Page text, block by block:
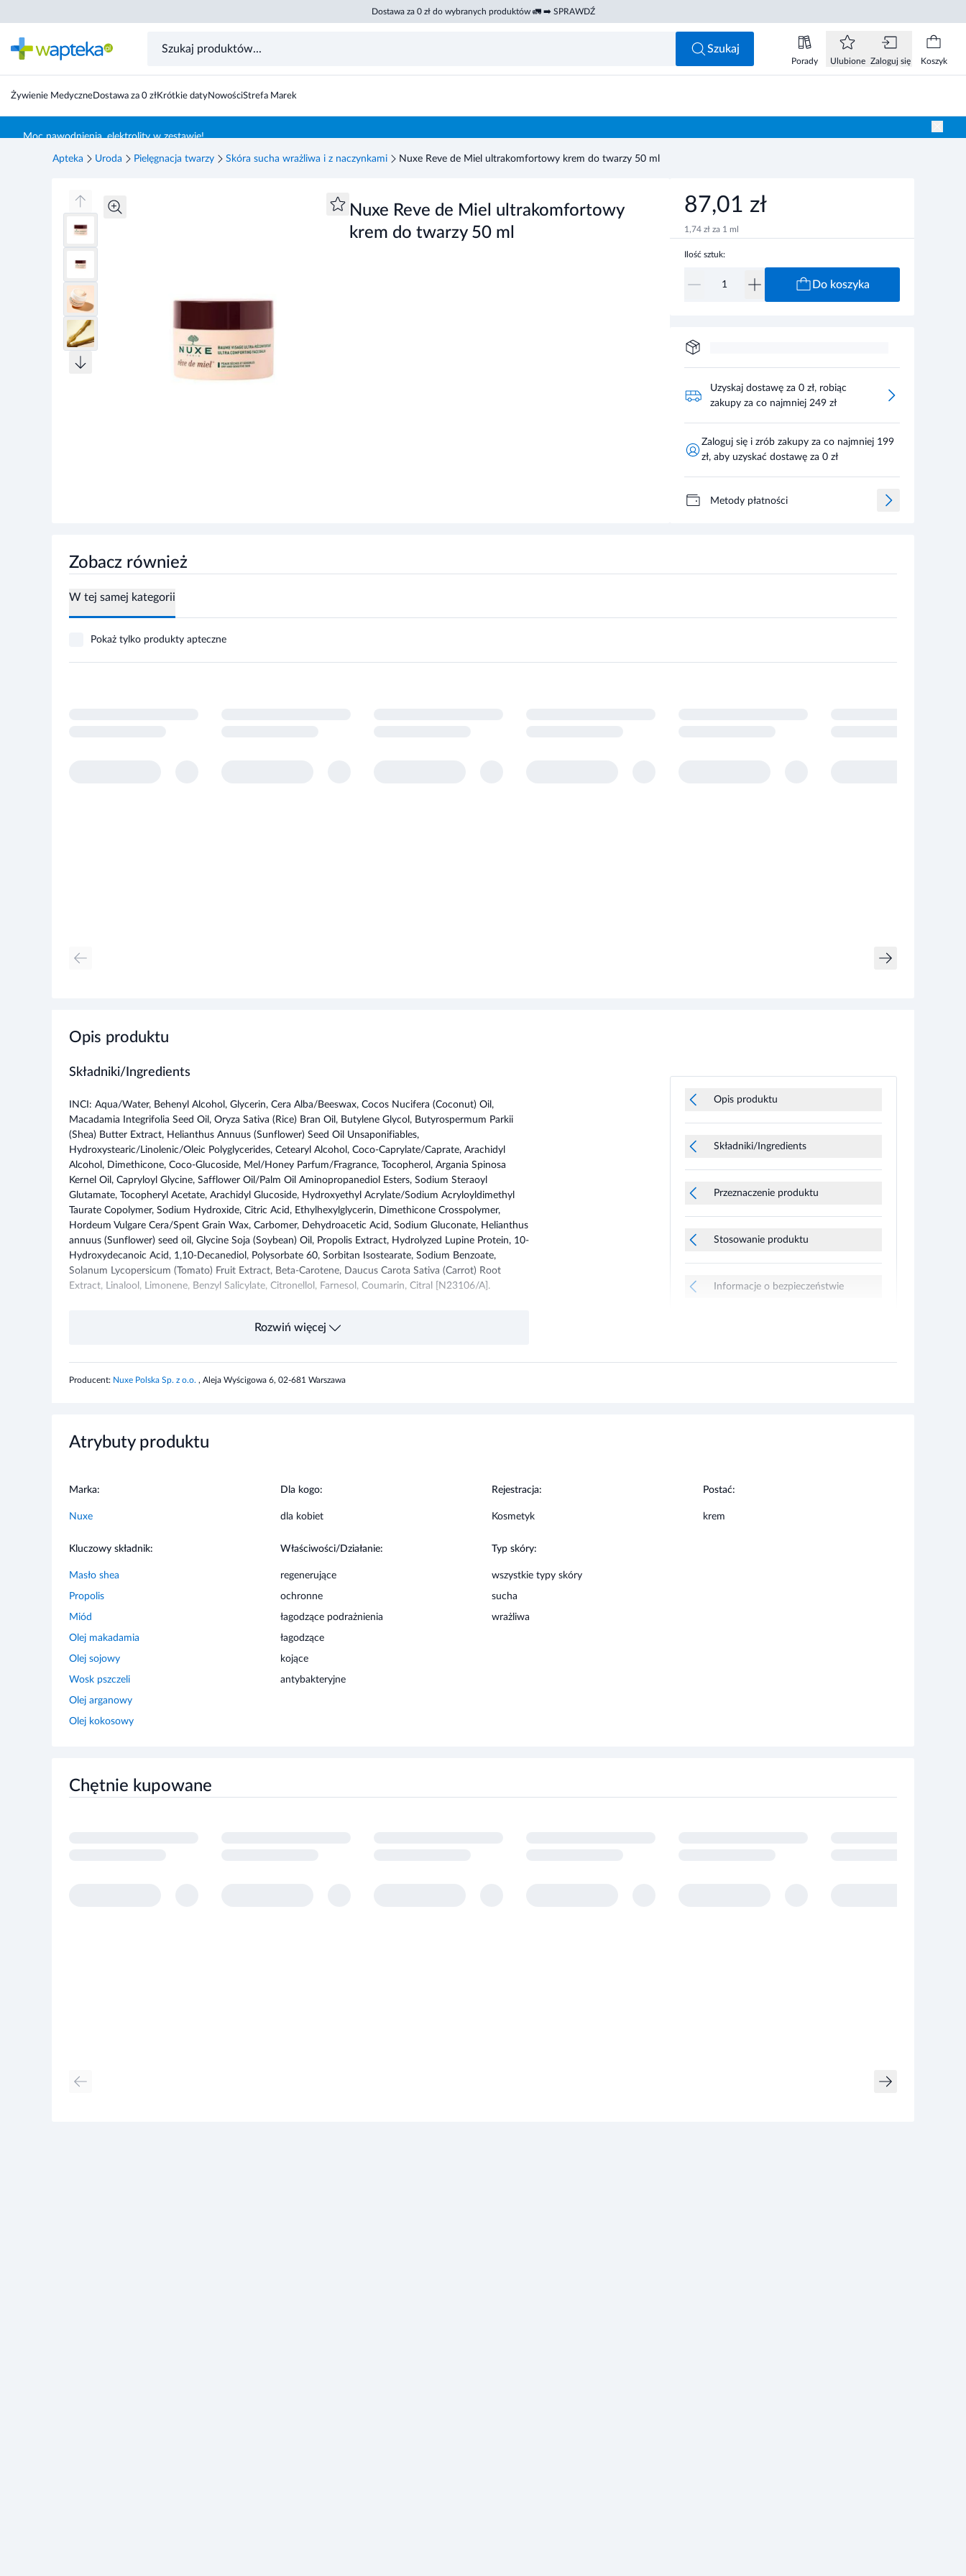
Dostawa za 0 zł do wybranych produktów 🚛 ➡️ SPRAWDŹ
Szukaj
Porady Ulubione Zaloguj się Koszyk
Żywienie MedyczneDostawa za 0 złKrótkie datyNowościStrefa Marek
Moc nawodnienia, elektrolity w zestawie!
87,01 zł
Apteka Uroda Pielęgnacja twarzy Skóra sucha wrażliwa i z naczynkami Nuxe Reve de Miel ultrakomfortowy krem do twarzy 50 ml
Nuxe Reve de Miel ultrakomfortowy
krem do twarzy 50 ml
87,01 zł
1,74 zł za 1 ml
Ilość sztuk:
Do koszyka
Zaloguj się i zrób zakupy za co najmniej 199
Metody płatności
W tej samej kategorii
Pokaż tylko produkty apteczne
Macadamia Integrifolia Seed Oil, Oryza Sativa (Rice) Bran Oil, Butylene Glycol, Butyrospermum Parkii
(Shea) Butter Extract, Helianthus Annuus (Sunflower) Seed Oil Unsaponifiables,
Hydroxystearic/Linolenic/Oleic Polyglycerides, Cetearyl Alcohol, Coco-Caprylate/Caprate, Arachidyl
Alcohol, Dimethicone, Coco-Glucoside, Mel/Honey Parfum/Fragrance, Tocopherol, Argania Spinosa
Kernel Oil, Capryloyl Glycine, Safflower Oil/Palm Oil Aminopropanediol Esters, Sodium Steraoyl
Glutamate, Tocopheryl Acetate, Arachidyl Glucoside, Hydroxyethyl Acrylate/Sodium Acryloyldimethyl
Taurate Copolymer, Sodium Hydroxide, Citric Acid, Ethylhexylglycerin, Dimethicone Crosspolymer,
Hordeum Vulgare Cera/Spent Grain Wax, Carbomer, Dehydroacetic Acid, Sodium Gluconate, Helianthus
annuus (Sunflower) seed oil, Glycine Soja (Soybean) Oil, Propolis Extract, Hydrolyzed Lupine Protein, 10-
Hydroxydecanoic Acid, 1,10-Decanediol, Polysorbate 60, Sorbitan Isostearate, Sodium Benzoate,
Solanum Lycopersicum (Tomato) Fruit Extract, Beta-Carotene, Daucus Carota Sativa (Carrot) Root
Extract, Linalool, Limonene, Benzyl Salicylate, Citronellol, Farnesol, Coumarin, Citral [N23106/A].
W przypadku skóry suchej i wrażliwej należy stosować przez cały rok, w przypadku skóry normalnej – w
Stosowanie produktu
Informacje o bezpieczeństwie
niedostępny dla dzieci.
Opis produktu
Składniki/Ingredients
Przeznaczenie produktu
Stosowanie produktu
Informacje o bezpieczeństwie
Nuxe dla kobiet Kosmetyk krem
Masło shea
Propolis
Miód
Olej makadamia
Olej sojowy
Wosk pszczeli
Olej arganowy
Olej kokosowy
regenerujące
ochronne
łagodzące podrażnienia
łagodzące
kojące
antybakteryjne
wszystkie typy skóry
sucha
wrażliwa